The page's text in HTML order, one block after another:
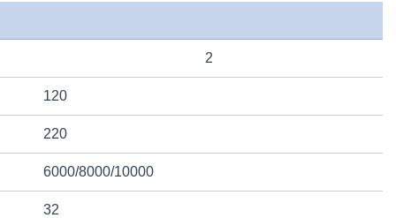
2
120
220
6000/8000/10000
32